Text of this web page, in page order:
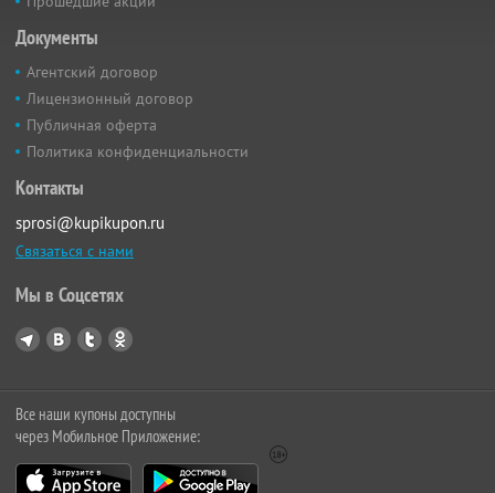
Документы
Агентский договор
Лицензионный договор
Публичная оферта
Политика конфиденциальности
Контакты
sprosi@kupikupon.ru
Связаться с нами
Мы в Соцсетях
Все наши купоны доступны
через Мобильное Приложение: